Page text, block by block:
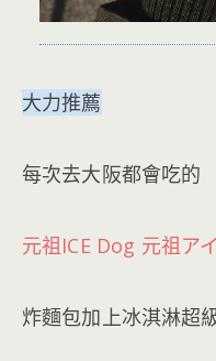
大力推薦
每次去大阪都會吃的
元祖ICE Dog 元祖ア
炸麵包加上冰淇淋超